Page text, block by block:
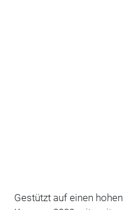
Gestützt auf einen